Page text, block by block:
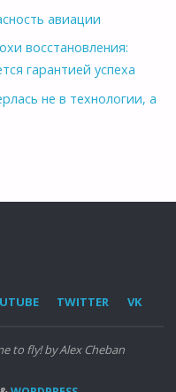
авиации
восстановления:
гарантией успеха
не в технологии, а
TWITTER VK
to fly! by Alex Cheban